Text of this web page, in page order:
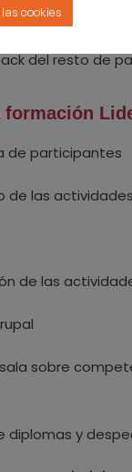
cómo lo has
del resto de
de participantes
de las
de las
sobre
diplomas y
cookies